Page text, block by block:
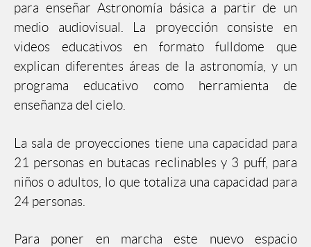
para enseñar Astronomía básica a partir de un
medio audiovisual. La proyección consiste en
videos educativos en formato fulldome que
explican diferentes áreas de la astronomía, y un
programa educativo como herramienta de
enseñanza del cielo.
La sala de proyecciones tiene una capacidad para
21 personas en butacas reclinables y 3 puff, para
niños o adultos, lo que totaliza una capacidad para
24 personas.
Para poner en marcha este nuevo espacio